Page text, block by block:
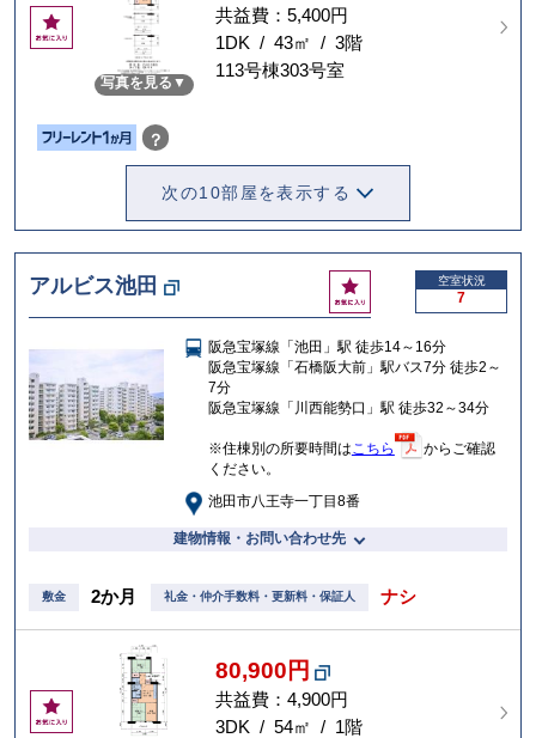
お
気
写真を見る
共益費：5,400円
1DK / 43㎡ / 3階
113号棟303号室
？
次の10部屋を表示する
アルビス池田
お
気
入
り
空室状況
7
阪急宝塚線「池田」駅 徒歩14～16分
阪急宝塚線「石橋阪大前」駅バス7分 徒歩2～
7分
阪急宝塚線「川西能勢口」駅 徒歩32～34分
※住棟別の所要時間はこちら
からご確認
ください。
池田市八王寺一丁目8番
建物情報・お問い合わせ先
敷金 2か月 礼金・仲介手数料・更新料・保証人 ナシ
お
気
80,900円
共益費：4,900円
3DK / 54㎡ / 1階